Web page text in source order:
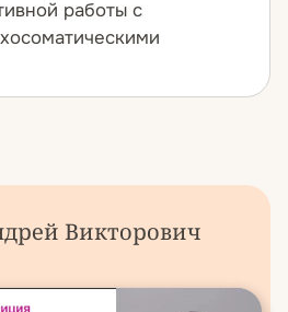
работы с
Викторович